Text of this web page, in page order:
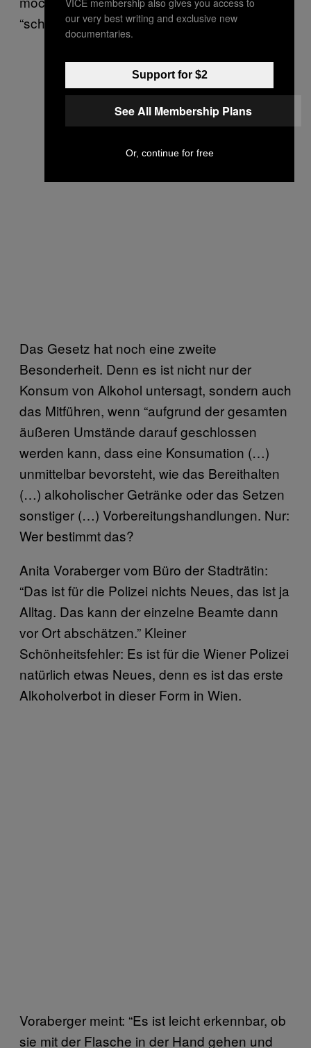
“schwammig formuliert”, kritisiert er.
Das Gesetz hat noch eine zweite
Besonderheit. Denn es ist nicht nur der
Konsum von Alkohol untersagt, sondern auch
das Mitführen, wenn “aufgrund der gesamten
äußeren Umstände darauf geschlossen
werden kann, dass eine Konsumation (…)
unmittelbar bevorsteht, wie das Bereithalten
(…) alkoholischer Getränke oder das Setzen
sonstiger (…) Vorbereitungshandlungen. Nur:
Wer bestimmt das?
Anita Voraberger vom Büro der Stadträtin:
“Das ist für die Polizei nichts Neues, das ist ja
Alltag. Das kann der einzelne Beamte dann
vor Ort abschätzen.” Kleiner
Schönheitsfehler: Es ist für die Wiener Polizei
natürlich etwas Neues, denn es ist das erste
Alkoholverbot in dieser Form in Wien.
Voraberger meint: “Es ist leicht erkennbar, ob
sie mit der Flasche in der Hand gehen und
our very best writing and exclusive new
documentaries.
Support for $2
See All Membership Plans
Or, continue for free